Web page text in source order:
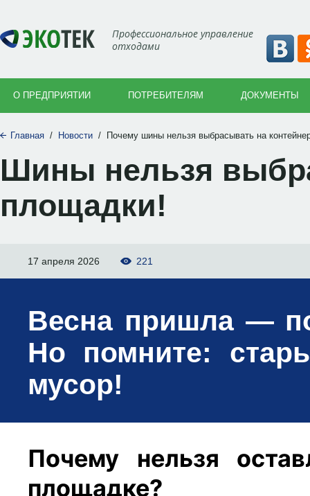
Профессиональное управление
отходами
О ПРЕДПРИЯТИИ ПОТРЕБИТЕЛЯМ ДОКУМЕНТЫ
Главная / Новости / Почему шины нельзя выбрасывать на
Шины нельзя
площадки!
17 апреля 2026 221
Весна пришла —
Но помните:
мусор!
Почему нельзя
площадке?